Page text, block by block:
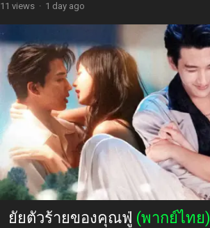
11 views · 1 day ago
ยัยตัวร้ายของคุณฟู่ (พากย์ไทย)